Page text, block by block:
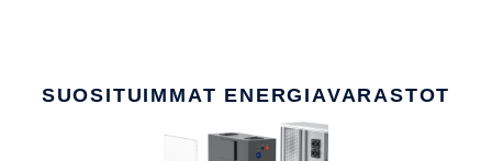
SUOSITUIMMAT ENERGIAVARASTOT